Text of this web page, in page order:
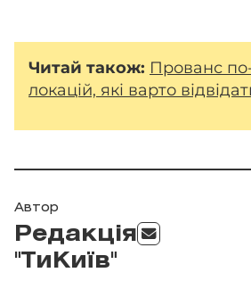
Читай також: Прованс
локацій, які варто
Автор
Редакція
"ТиКиїв"